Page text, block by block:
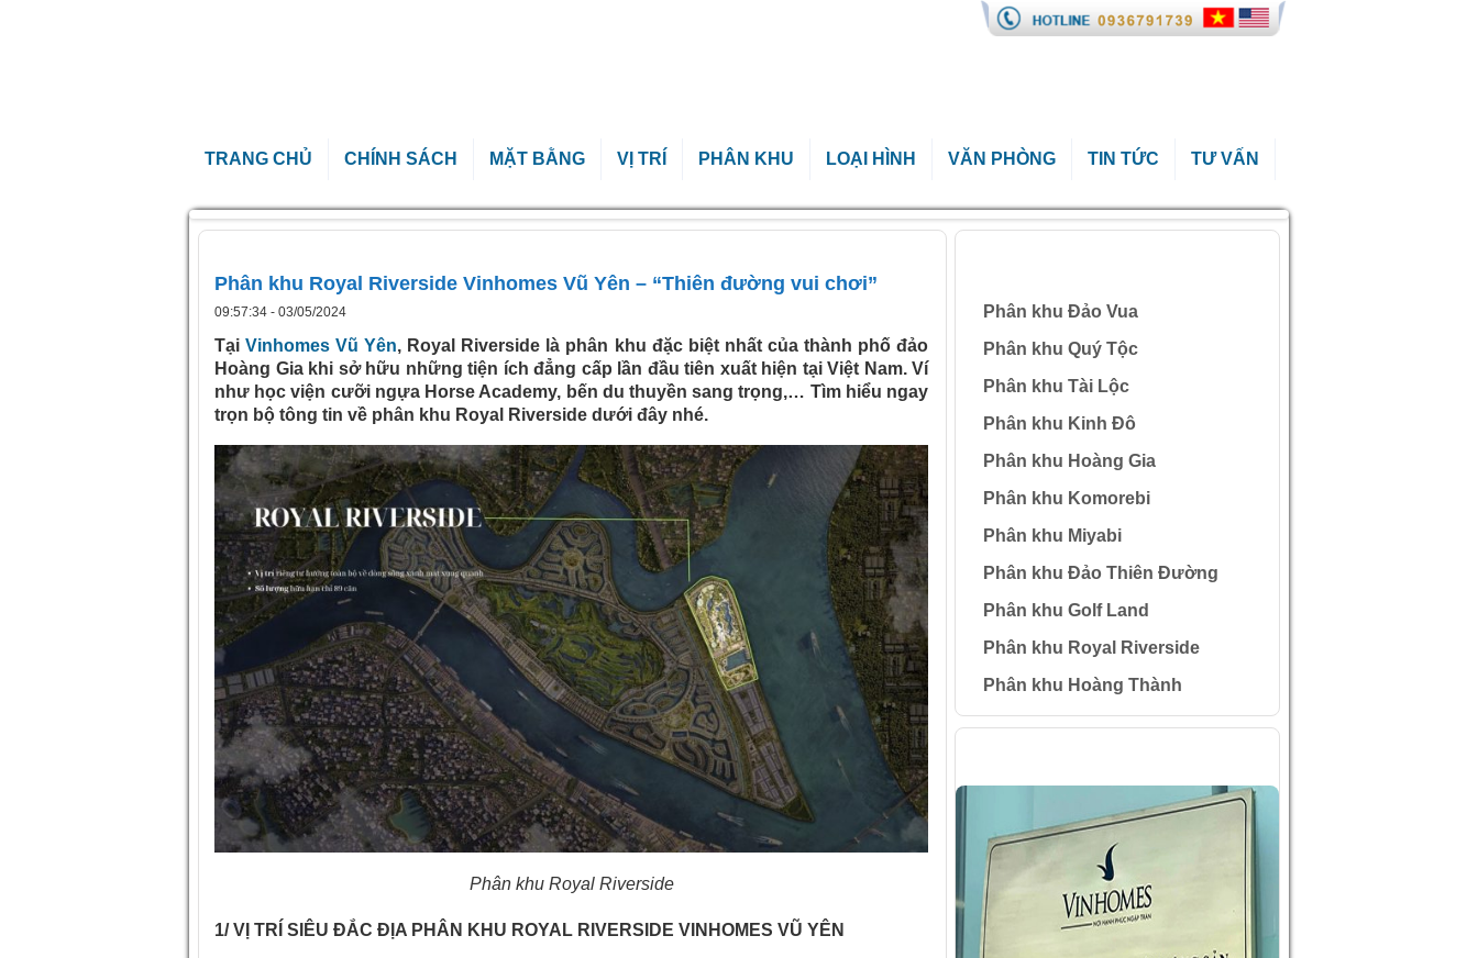
TRANG CHỦ CHÍNH SÁCH MẶT BẰNG VỊ TRÍ PHÂN KHU LOẠI HÌNH VĂN PHÒNG TIN TỨC TƯ VẤN
Phân khu Royal Riverside Vinhomes Vũ Yên – “Thiên đường vui chơi”
09:57:34 - 03/05/2024
TạiVinhomes Vũ Yên, Royal Riverside là phân khu đặc biệt nhất của thành phố đảo
Hoàng Gia khi sở hữu những tiện ích đẳng cấp lần đầu tiên xuất hiện tại Việt Nam. Ví
như học viện cưỡi ngựa Horse Academy, bến du thuyền sang trọng,… Tìm hiểu ngay
trọn bộ tông tin về phân khu Royal Riverside dưới đây nhé.
Phân khu Royal Riverside
1/VỊ TRÍ SIÊU ĐẮC ĐỊA PHÂN KHU ROYAL RIVERSIDE VINHOMES VŨ YÊN
Phân khu Đảo Vua
Phân khu Quý Tộc
Phân khu Tài Lộc
Phân khu Kinh Đô
Phân khu Hoàng Gia
Phân khu Komorebi
Phân khu Miyabi
Phân khu Đảo Thiên Đường
Phân khu Golf Land
Phân khu Royal Riverside
Phân khu Hoàng Thành